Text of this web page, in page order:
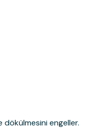
dökülmesini engeller.